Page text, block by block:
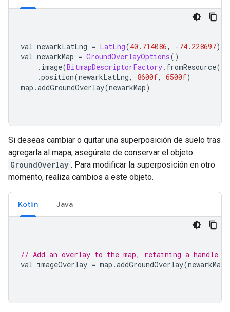
val newarkLatLng = LatLng(40.714086, -74.228697)
val newarkMap = GroundOverlayOptions()
. image(BitmapDescriptorFactory. fromResource(R
.position(newarkLatLng, 8600f, 6500f)
map .addGroundOverlay(newarkMap)
Si deseas cambiar o quitar una superposición de suelo tras
agregarla al mapa, asegúrate de conservar el objeto
GroundOverlay . Para modificar la superposición en otro
momento, realiza cambios a este objeto.
Kotlin Java
// Add an overlay to the map, retaining a handle
val imageOverlay = map .addGroundOverlay(newarkMap